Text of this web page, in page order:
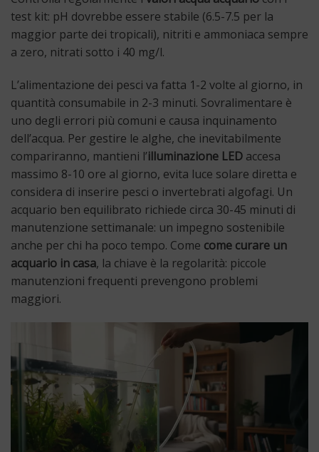
test kit: pH dovrebbe essere stabile (6.5-7.5 per la
maggior parte dei tropicali), nitriti e ammoniaca sempre
a zero, nitrati sotto i 40 mg/l.
L’alimentazione dei pesci va fatta 1-2 volte al giorno, in
quantità consumabile in 2-3 minuti. Sovralimentare è
uno degli errori più comuni e causa inquinamento
dell’acqua. Per gestire le alghe, che inevitabilmente
compariranno, mantieni l’illuminazione LED accesa
massimo 8-10 ore al giorno, evita luce solare diretta e
considera di inserire pesci o invertebrati algofagi. Un
acquario ben equilibrato richiede circa 30-45 minuti di
manutenzione settimanale: un impegno sostenibile
anche per chi ha poco tempo. Come come curare un
acquario in casa, la chiave è la regolarità: piccole
manutenzioni frequenti prevengono problemi
maggiori.